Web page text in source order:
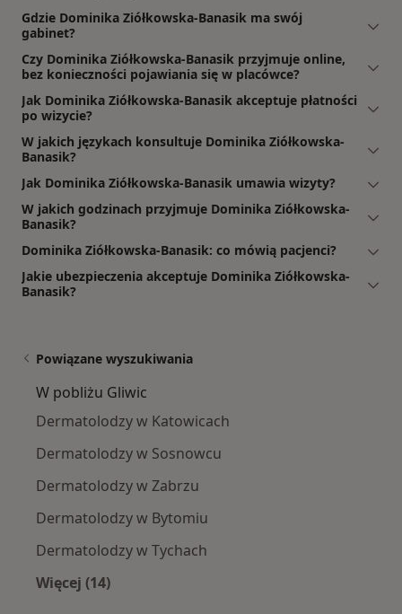
Gdzie Dominika Ziółkowska-Banasik ma swój
gabinet?
Czy Dominika Ziółkowska-Banasik przyjmuje online,
bez konieczności pojawiania się w placówce?
Jak Dominika Ziółkowska-Banasik akceptuje płatności
po wizycie?
W jakich językach konsultuje Dominika Ziółkowska-
Banasik?
Jak Dominika Ziółkowska-Banasik umawia wizyty?
W jakich godzinach przyjmuje Dominika Ziółkowska-
Banasik?
Dominika Ziółkowska-Banasik: co mówią pacjenci?
Jakie ubezpieczenia akceptuje Dominika Ziółkowska-
Banasik?
Powiązane wyszukiwania
W pobliżu Gliwic
Dermatolodzy w Katowicach
Dermatolodzy w Sosnowcu
Dermatolodzy w Zabrzu
Dermatolodzy w Bytomiu
Dermatolodzy w Tychach
Więcej (14)